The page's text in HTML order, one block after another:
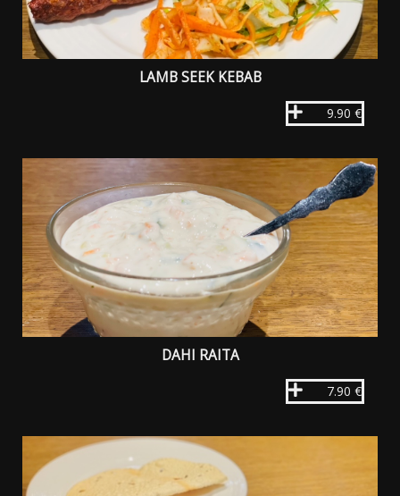
LAMB SEEK KEBAB
9.90 €
DAHI RAITA
7.90 €